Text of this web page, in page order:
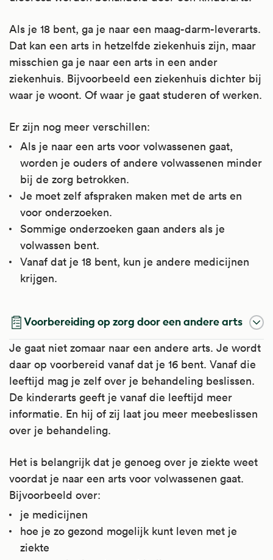
Als je 18 bent, ga je naar een maag-darm-leverarts.
Dat kan een arts in hetzelfde ziekenhuis zijn, maar
misschien ga je naar een arts in een ander
ziekenhuis. Bijvoorbeeld een ziekenhuis dichter bij
waar je woont. Of waar je gaat studeren of werken.
Er zijn nog meer verschillen:
Als je naar een arts voor volwassenen gaat,
worden je ouders of andere volwassenen minder
bij de zorg betrokken.
Je moet zelf afspraken maken met de arts en
voor onderzoeken.
Sommige onderzoeken gaan anders als je
volwassen bent.
Vanaf dat je 18 bent, kun je andere medicijnen
krijgen.
Voorbereiding op zorg door een andere arts
Je gaat niet zomaar naar een andere arts. Je wordt
daar op voorbereid vanaf dat je 16 bent. Vanaf die
leeftijd mag je zelf over je behandeling beslissen.
De kinderarts geeft je vanaf die leeftijd meer
informatie. En hij of zij laat jou meer meebeslissen
over je behandeling.
Het is belangrijk dat je genoeg over je ziekte weet
voordat je naar een arts voor volwassenen gaat.
Bijvoorbeeld over:
je medicijnen
hoe je zo gezond mogelijk kunt leven met je
ziekte